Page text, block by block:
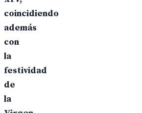
coincidiendo
además
con
la
festividad
de
la